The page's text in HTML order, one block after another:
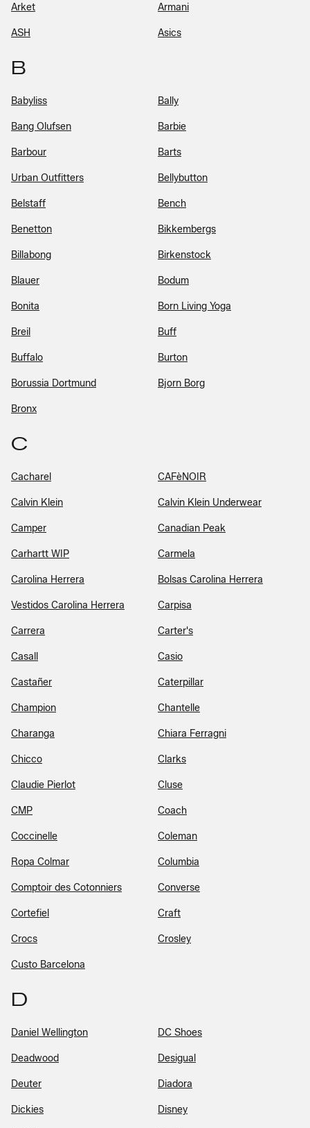
Arket Armani
ASH Asics
B
Babyliss Bally
Bang Olufsen Barbie
Barbour Barts
Urban Outfitters Bellybutton
Belstaff Bench
Benetton Bikkembergs
Billabong Birkenstock
Blauer Bodum
Bonita Born Living Yoga
Breil Buff
Buffalo Burton
Borussia Dortmund Bjorn Borg
Bronx
C
Cacharel CAFèNOIR
Calvin Klein Calvin Klein Underwear
Camper Canadian Peak
Carhartt WIP Carmela
Carolina Herrera Bolsas Carolina Herrera
Vestidos Carolina Herrera Carpisa
Carrera Carter's
Casall Casio
Castañer Caterpillar
Champion Chantelle
Charanga Chiara Ferragni
Chicco Clarks
Claudie Pierlot Cluse
CMP Coach
Coccinelle Coleman
Ropa Colmar Columbia
Comptoir des Cotonniers Converse
Cortefiel Craft
Crocs Crosley
Custo Barcelona
D
Daniel Wellington DC Shoes
Deadwood Desigual
Deuter Diadora
Dickies Disney